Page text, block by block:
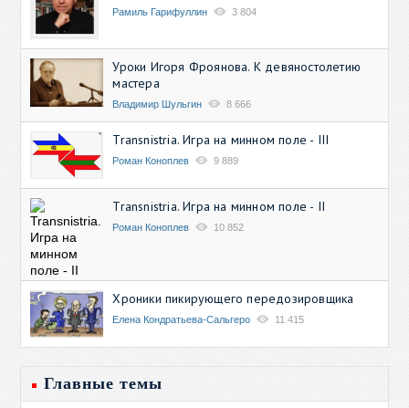
Рамиль Гарифуллин 3 804
Уроки Игоря Фроянова. К девяностолетию
мастера
Владимир Шульгин 8 666
Transnistria. Игра на минном поле - III
Роман Коноплев 9 889
Transnistria. Игра на минном поле - II
Роман Коноплев 10 852
Хроники пикирующего передозировщика
Елена Кондратьева-Сальгеро 11 415
Главные темы